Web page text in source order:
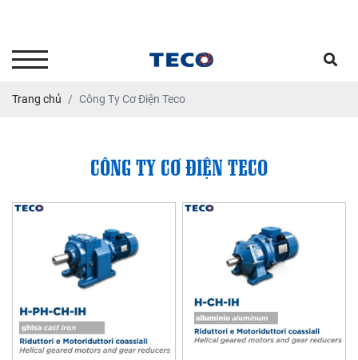
Trang chủ Công Ty Cơ Điện Teco
CÔNG TY CƠ ĐIỆN TECO